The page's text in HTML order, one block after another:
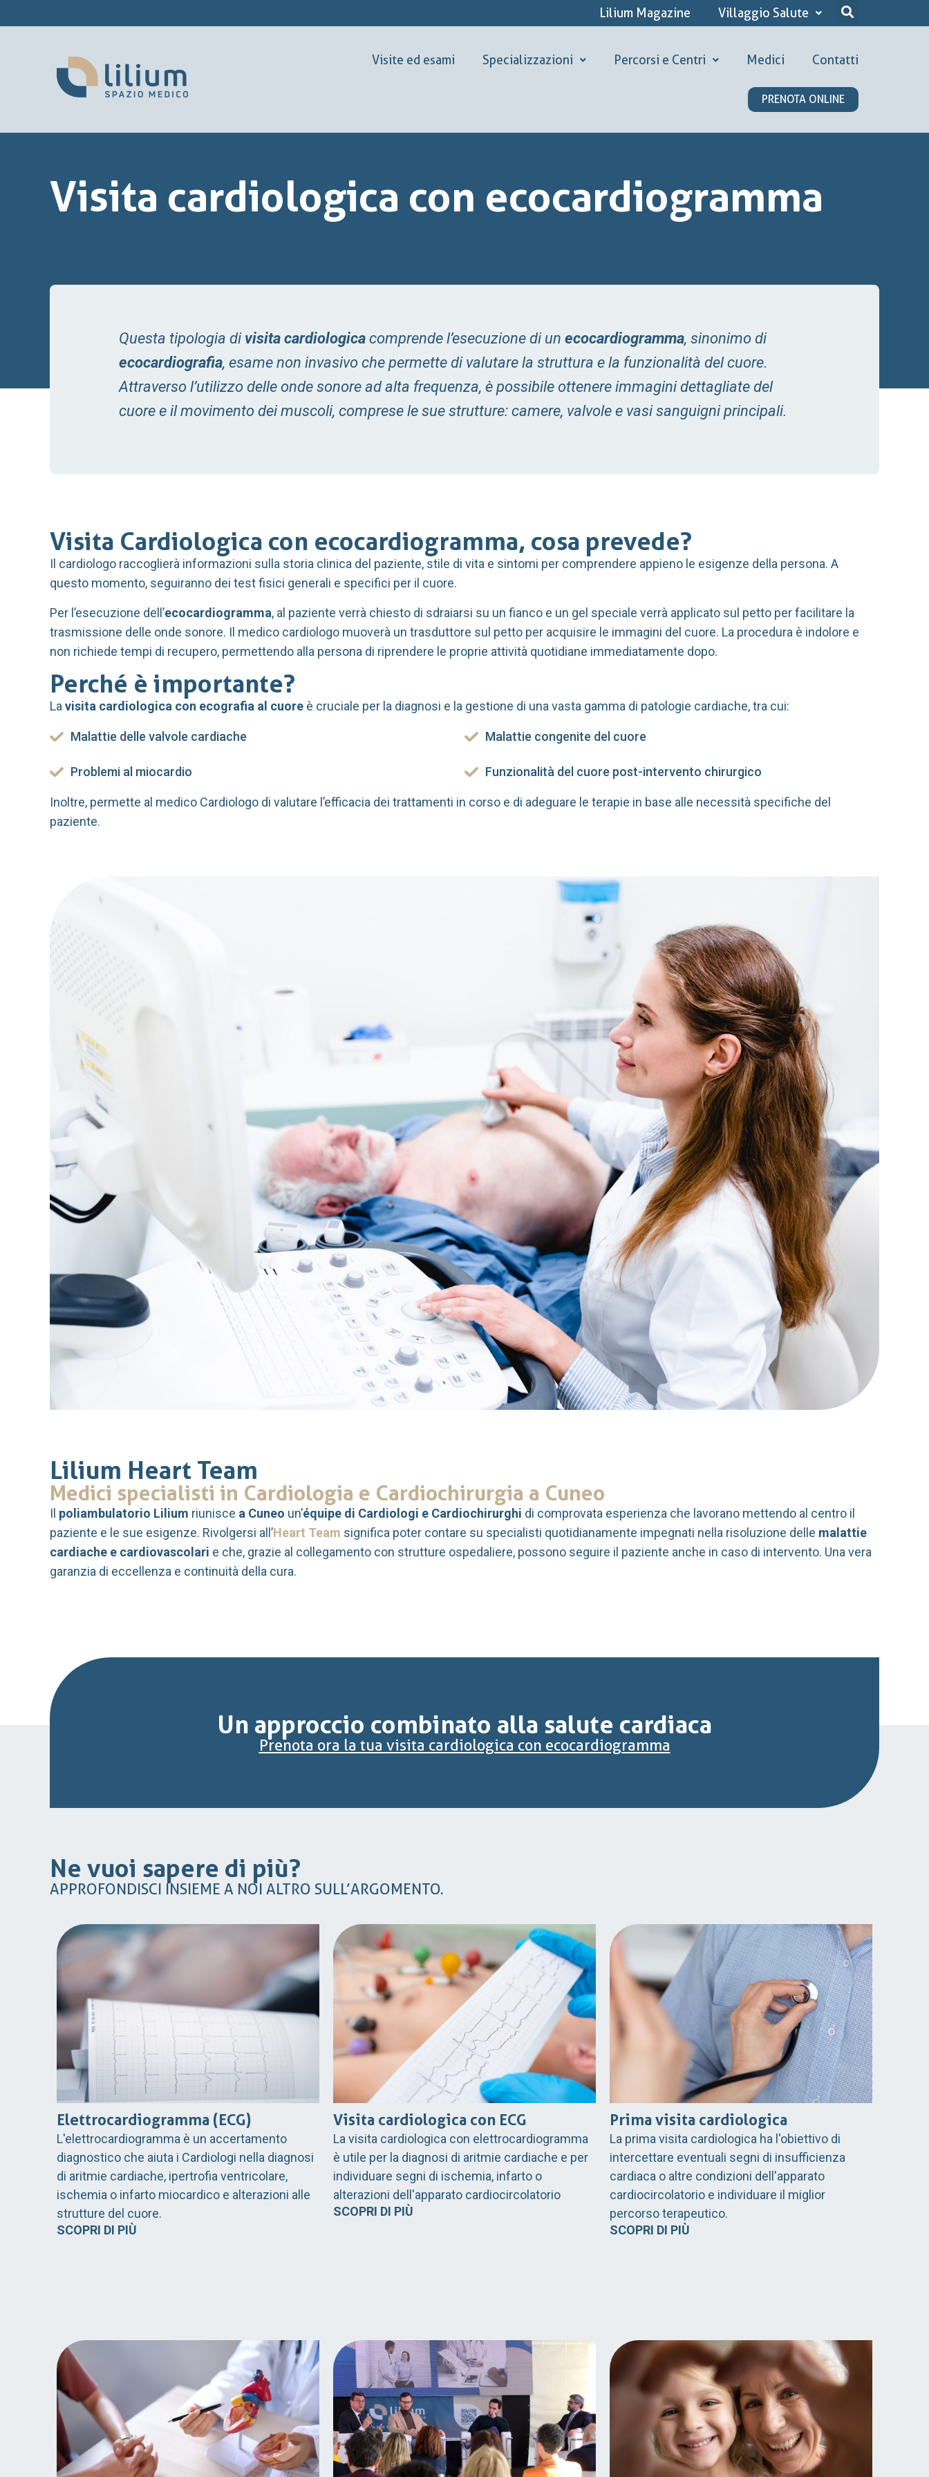
Lilium Magazine Villaggio Salute
Visite ed esami Specializzazioni Percorsi e Centri Medici Contatti
PRENOTA ONLINE
Visita cardiologica con ecocardiogramma
Questa tipologia di visita cardiologica comprende l’esecuzione di un ecocardiogramma, sinonimo di
ecocardiografia, esame non invasivo che permette di valutare la struttura e la funzionalità del cuore.
Attraverso l’utilizzo delle onde sonore ad alta frequenza, è possibile ottenere immagini dettagliate del
cuore e il movimento dei muscoli, comprese le sue strutture: camere, valvole e vasi sanguigni principali.
Visita Cardiologica con ecocardiogramma, cosa prevede?
Il cardiologo raccoglierà informazioni sulla storia clinica del paziente, stile di vita e sintomi per comprendere appieno le esigenze della persona. A
questo momento, seguiranno dei test fisici generali e specifici per il cuore.
Per l’esecuzione dell’ecocardiogramma, al paziente verrà chiesto di sdraiarsi su un fianco e un gel speciale verrà applicato sul petto per facilitare la
trasmissione delle onde sonore. Il medico cardiologo muoverà un trasduttore sul petto per acquisire le immagini del cuore. La procedura è indolore e
non richiede tempi di recupero, permettendo alla persona di riprendere le proprie attività quotidiane immediatamente dopo.
Perché è importante?
La visita cardiologica con ecografia al cuore è cruciale per la diagnosi e la gestione di una vasta gamma di patologie cardiache, tra cui:
Malattie delle valvole cardiache
Problemi al miocardio
Malattie congenite del cuore
Funzionalità del cuore post-intervento chirurgico
Inoltre, permette al medico Cardiologo di valutare l’efficacia dei trattamenti in corso e di adeguare le terapie in base alle necessità specifiche del
paziente.
Lilium Heart Team
Medici specialisti in Cardiologia e Cardiochirurgia a Cuneo
Il poliambulatorio Lilium riunisce a Cuneo un’équipe di Cardiologi e Cardiochirurghi di comprovata esperienza che lavorano mettendo al centro il
paziente e le sue esigenze. Rivolgersi all’Heart Team significa poter contare su specialisti quotidianamente impegnati nella risoluzione delle malattie
cardiache e cardiovascolari e che, grazie al collegamento con strutture ospedaliere, possono seguire il paziente anche in caso di intervento. Una vera
garanzia di eccellenza e continuità della cura.
Un approccio combinato alla salute cardiaca
Prenota ora la tua visita cardiologica con ecocardiogramma
Ne vuoi sapere di più?
APPROFONDISCI INSIEME A NOI ALTRO SULL’ARGOMENTO.
Elettrocardiogramma (ECG)
L'elettrocardiogramma è un accertamento
diagnostico che aiuta i Cardiologi nella diagnosi
di aritmie cardiache, ipertrofia ventricolare,
ischemia o infarto miocardico e alterazioni alle
strutture del cuore.
SCOPRI DI PIÙ
Visita cardiologica con ECG
La visita cardiologica con elettrocardiogramma
è utile per la diagnosi di aritmie cardiache e per
individuare segni di ischemia, infarto o
alterazioni dell'apparato cardiocircolatorio
SCOPRI DI PIÙ
Prima visita cardiologica
La prima visita cardiologica ha l'obiettivo di
intercettare eventuali segni di insufficienza
cardiaca o altre condizioni dell'apparato
cardiocircolatorio e individuare il miglior
percorso terapeutico.
SCOPRI DI PIÙ